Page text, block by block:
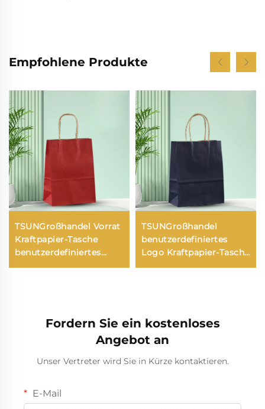
Empfohlene Produkte
TSUNGroßhandel Vorrat
Kraftpapier-Tasche
benutzerdefiniertes
Logo Mitnehmen und
TSUNGroßhandel
benutzerdefiniertes
Logo Kraftpapier-Tasche
für Mitnehmen
Druckoberfläche
Fordern Sie ein kostenloses
Angebot an
Unser Vertreter wird Sie in Kürze kontaktieren.
E-Mail